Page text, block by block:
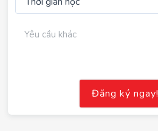
Đăng ký ngay!